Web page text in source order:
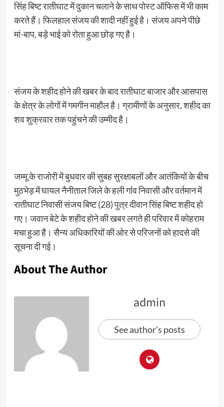
सिंह बिष्ट रातीघाट में दुकान चलाने के साथ पोस्ट ऑफिस में भी काम
करते हैं। फिलहाल संजय की शादी नहीं हुई है। संजय अपने पीछे
मां-बाप, बड़े भाई को रोता हुआ छोड़ गए है।
संजय के शहीद होने की खबर के बाद रातीघाट बाजार और आसपास
के क्षेत्र के लोगों में गमगीन माहौल है। ग्रामीणों के अनुसार, शहीद का
शव शुक्रवार तक पहुंचने की उम्मीद है।
जम्मू के राजोरी में बुधवार की सुबह सुरक्षाबलों और आतंकियों के बीच
मुठभेड़ में घायल नैनीताल जिले के हली गांंव निवासी और वर्तमान में
रातीघाट निवासी संजय बिष्ट (28) पुत्र दीवान सिंह बिष्ट शहीद हो
गए। जवान बेटे के शहीद होने की खबर लगते ही परिवार में कोहराम
मचा हुआ है। सैन्य अधिकारियों की ओर से परिजनों को हादसे की
सूचना दी गई।
About The Author
admin
See author's posts